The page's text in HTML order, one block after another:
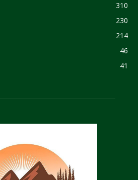
310
230
214
46
41